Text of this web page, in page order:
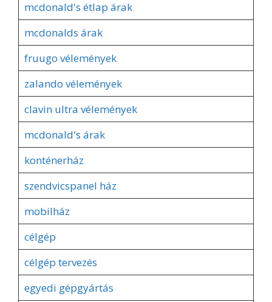
mcdonald's étlap árak
mcdonalds árak
fruugo vélemények
zalando vélemények
clavin ultra vélemények
mcdonald's árak
konténerház
szendvicspanel ház
mobilház
célgép
célgép tervezés
egyedi gépgyártás